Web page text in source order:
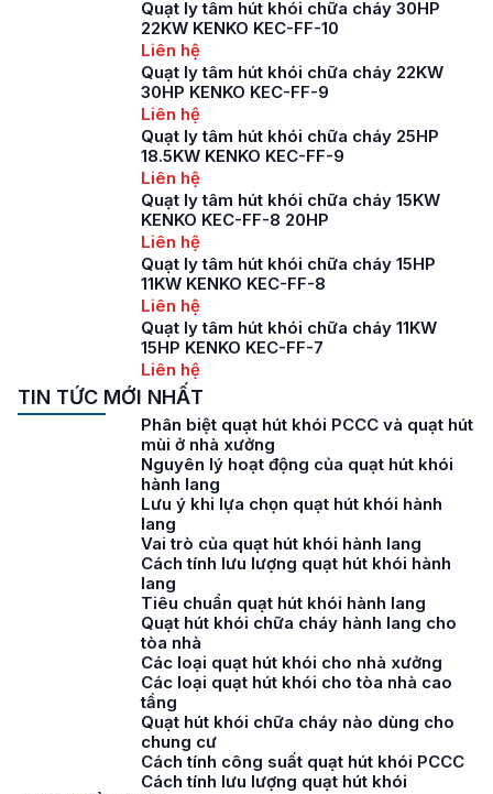
Quạt ly tâm hút khói chữa cháy 30HP
22KW KENKO KEC-FF-10
Liên hệ
Quạt ly tâm hút khói chữa cháy 22KW
30HP KENKO KEC-FF-9
Liên hệ
Quạt ly tâm hút khói chữa cháy 25HP
18.5KW KENKO KEC-FF-9
Liên hệ
Quạt ly tâm hút khói chữa cháy 15KW
KENKO KEC-FF-8 20HP
Liên hệ
Quạt ly tâm hút khói chữa cháy 15HP
11KW KENKO KEC-FF-8
Liên hệ
Quạt ly tâm hút khói chữa cháy 11KW
15HP KENKO KEC-FF-7
Liên hệ
TIN TỨC MỚI NHẤT
Phân biệt quạt hút khói PCCC và quạt hút
mùi ở nhà xưởng
Nguyên lý hoạt động của quạt hút khói
hành lang
Lưu ý khi lựa chọn quạt hút khói hành
lang
Vai trò của quạt hút khói hành lang
Cách tính lưu lượng quạt hút khói hành
lang
Tiêu chuẩn quạt hút khói hành lang
Quạt hút khói chữa cháy hành lang cho
tòa nhà
Các loại quạt hút khói cho nhà xưởng
Các loại quạt hút khói cho tòa nhà cao
tầng
Quạt hút khói chữa cháy nào dùng cho
chung cư
Cách tính công suất quạt hút khói PCCC
Cách tính lưu lượng quạt hút khói